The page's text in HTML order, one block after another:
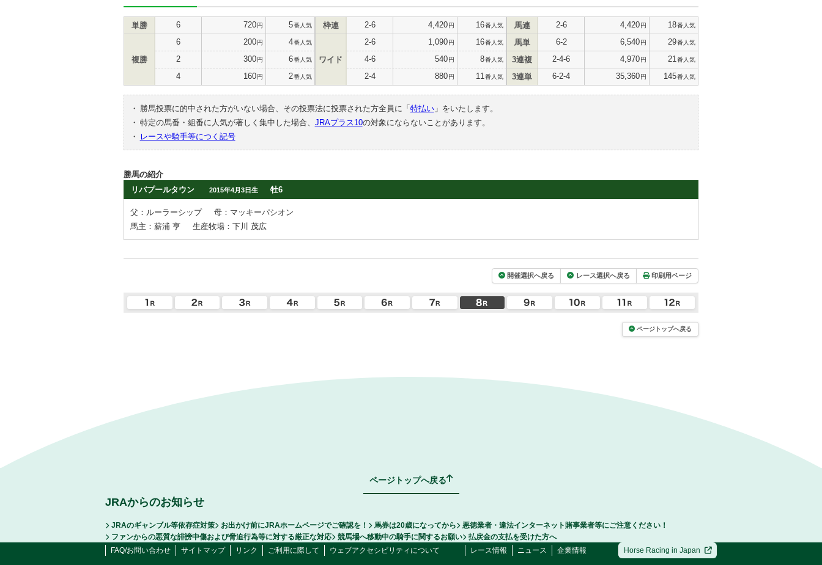
単勝 6 720円 5番人気
複勝
6 200円 4番人気
2 300円 6番人気
4 160円 2番人気
枠連 2-6 4,420円 16番人気
ワイド
2-6 1,090円 16番人気
4-6 540円 8番人気
2-4 880円 11 番人気
馬連 2-6 4,420円 18番人気
馬単 6-2 6,540円 29番人気
3連複 2-4-6 4,970円 21 番人気
3連単 6-2-4 35,360円 145番人気
・ 勝馬投票に的中された方がいない場合、その投票法に投票された方全員に「 特払い」をいたします。
・ 特定の馬番・組番に人気が著しく集中した場合、 JRAプラス10の対象にならないことがあります。
・
レースや騎手等につく記号
勝馬の紹介
リバプールタウン
2015年4月3日生 牡6
父：ルーラーシップ
母：マッキーパシオン
馬主：薪浦 亨
生産牧場：下川 茂広
開催選択へ戻る レース選択へ戻る 印刷用ページ
ページトップへ戻る
ページトップへ戻る
JRAからのお知らせ
JRAのギャンブル等依存症対策 お出かけ前にJRAホームページでご確認を！ 馬券は20歳になってから
悪徳業者・違法インターネット賭事業者等にご注意ください！
ファンからの悪質な誹謗中傷および脅迫行為等に対する厳正な対応
競馬場へ移動中の騎手に関するお願い
払戻金の支払を受けた方へ
FAQ/お問い合わせ
サイトマップ リンク ご利用に際して ウェブアクセシビリティについて レース情報 ニュース 企業情報 Horse Racing in Japan